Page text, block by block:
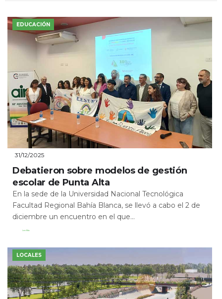
EDUCACIÓN
31/12/2025
Debatieron sobre modelos de gestión
escolar de Punta Alta
En la sede de la Universidad Nacional Tecnológica
Facultad Regional Bahía Blanca, se llevó a cabo el 2 de
diciembre un encuentro en el que...
Leer Más
LOCALES